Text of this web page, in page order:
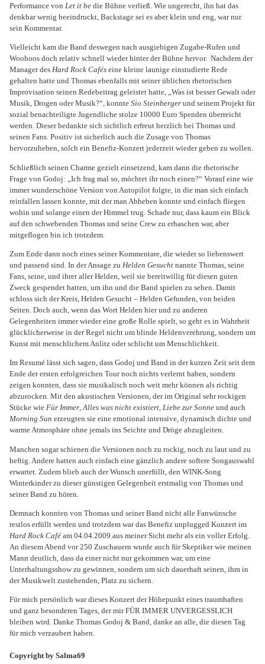
Performance von Let it be die Bühne verließ. Wie ungerecht, ihn hat das
denkbar wenig beeindruckt, Backstage sei es aber klein und eng, war nur
sein Kommentar.
Vielleicht kam die Band deswegen nach ausgiebigen Zugabe-Rufen und
Woohoos doch relativ schnell wieder hinter der Bühne hervor. Nachdem der
Manager des Hard Rock Cafés eine kleine launige einstudierte Rede
gehalten hatte und Thomas ebenfalls mit seiner üblichen rhetorischen
Improvisation seinen Redebeitrag geleistet hatte, „Was ist besser Gewalt oder
Musik, Drogen oder Musik?“, konnte Sio Steinberger und seinem Projekt für
sozial benachteiligte Jugendliche stolze 10000 Euro Spenden überreicht
werden. Dieser bedankte sich sichtlich erfreut herzlich bei Thomas und
seinen Fans. Positiv ist sicherlich auch die Zusage von Thomas
hervorzuheben, solch ein Benefiz-Konzert jederzeit wieder geben zu wollen.
Schließlich seinen Charme gezielt einsetzend, kam dann die rhetorische
Frage von Godoj: „Ich frag mal so, möchtet ihr noch einen?“ Vorauf eine wie
immer wunderschöne Version von Autopilot folgte, in die man sich einfach
reinfallen lassen konnte, mit der man Abheben konnte und einfach fliegen
wohin und solange einen der Himmel trug. Schade nur, dass kaum ein Blick
auf den schwebenden Thomas und seine Crew zu erhaschen war, aber
mitgeflogen bin ich trotzdem.
Zum Ende dann noch eines seiner Kommentare, die wieder so liebenswert
und passend sind. In der Ansage zu Helden Gesucht nannte Thomas, seine
Fans, seine, und ihrer aller Helden, weil sie bereitwillig für diesen guten
Zweck gespendet hatten, um ihn und die Band spielen zu sehen. Damit
schloss sich der Kreis, Helden Gesucht – Helden Gefunden, von beiden
Seiten. Doch auch, wenn das Wort Helden hier und zu anderen
Gelegenheiten immer wieder eine große Rolle spielt, so geht es in Wahrheit
glücklicherweise in der Regel nicht um blinde Heldenverehrung, sondern um
Kunst mit menschlichem Anlitz oder schlicht um Menschlichkeit.
Im Resumé lässt sich sagen, dass Godoj und Band in der kurzen Zeit seit dem
Ende der ersten erfolgreichen Tour noch nichts verlernt haben, sondern
zeigen konnten, dass sie musikalisch noch weit mehr können als richtig
abzurocken. Mit den akustischen Versionen, der im Original sehr rockigen
Stücke wie Für Immer,Alles was nicht existiert, Liebe zur Sonne und auch
Morning Sun erzeugten sie eine emotional intensive, dynamisch dichte und
warme Atmosphäre ohne jemals ins Seichte und Dröge abzugleiten.
Manchen sogar schienen die Versionen noch zu rockig, noch zu laut und zu
heftig. Andere hatten auch einfach eine gänzlich andere softere Songauswahl
erwartet. Zudem blieb auch der Wunsch unerfüllt, den WINK-Song
Winterkinder zu dieser günstigen Gelegenheit erstmalig von Thomas und
seiner Band zu hören.
Demnach konnten von Thomas und seiner Band nicht alle Fanwünsche
restlos erfüllt werden und trotzdem war das Benefiz unplugged Konzert im
Hard Rock Café am 04.04.2009 aus meiner Sicht mehr als ein voller Erfolg.
An diesem Abend vor 250 Zuschauern wurde auch für Skeptiker wie meinen
Mann deutlich, dass da einer nicht nur gekommen war, um eine
Unterhaltungsshow zu gewinnen, sondern um sich dauerhaft seinen, ihm in
der Musikwelt zustehenden, Platz zu sichern.
Für mich persönlich war dieses Konzert der Höhepunkt eines traumhaften
und ganz besonderen Tages, der mir FÜR IMMER UNVERGESSLICH
bleiben wird. Danke Thomas Godoj & Band, danke an alle, die diesen Tag
für mich verzaubert haben.
Copyright by Salma69